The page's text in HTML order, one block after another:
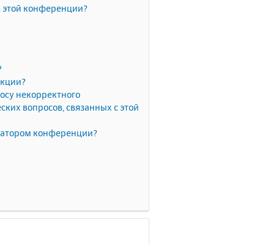
конференции?
некорректного
вопросов, связанных с этой
конференции?